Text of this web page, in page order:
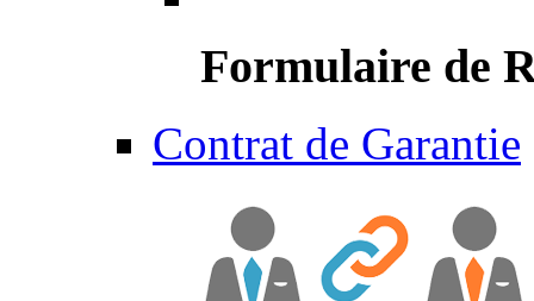
Formulaire de
Contrat de Garantie